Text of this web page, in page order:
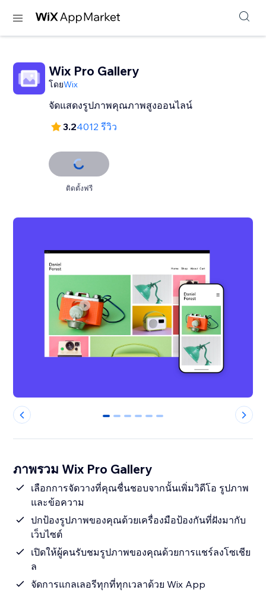
Wix Pro Gallery
โดยWix
จัดแสดงรูปภาพคุณภาพสูงออนไลน์
3.24012 รีวิว
ติดตั้งฟรี
0 1 2 3 4 5
ภาพรวม Wix Pro Gallery
เลือกการจัดวางที่คุณชื่นชอบจากนั้นเพิ่มวิดีโอ รูปภาพ
และข้อความ
ปกป้องรูปภาพของคุณด้วยเครื่องมือป้องกันที่ฝังมากับ
เว็บไซต์
เปิดให้ผู้คนรับชมรูปภาพของคุณด้วยการแชร์ลงโซเชีย
ล
จัดการแกลเลอรีทุกที่ทุกเวลาด้วย Wix App